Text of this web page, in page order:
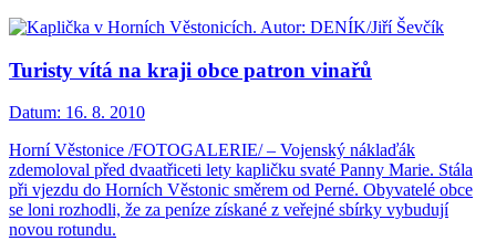
Turisty vítá na kraji obce patron vinařů
Datum: 16. 8. 2010
Horní Věstonice /FOTOGALERIE/ – Vojenský náklaďák
zdemoloval před dvaatřiceti lety kapličku svaté Panny Marie. Stála
při vjezdu do Horních Věstonic směrem od Perné. Obyvatelé obce
se loni rozhodli, že za peníze získané z veřejné sbírky vybudují
novou rotundu.